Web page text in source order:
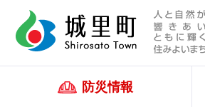
防災情報